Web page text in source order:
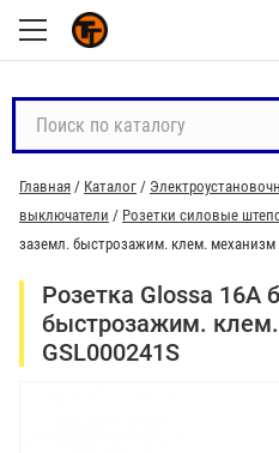
с
к
п
о
т
Главная / Каталог /
выключатели / Розетки силовые
заземл. быстрозажим. клем. механизм
Розетка Glossa 16А
быстрозажим.
GSL000241S